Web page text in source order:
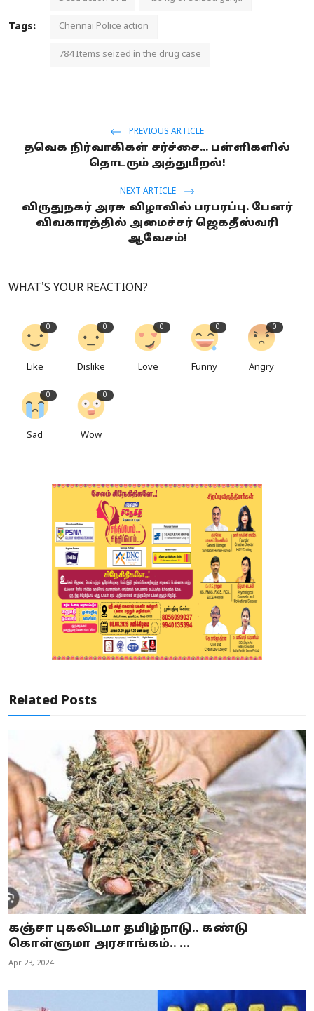
Tags: Chennai Police action
784 Items seized in the drug case
PREVIOUS ARTICLE
தவெக நிர்வாகிகள் சர்ச்சை... பள்ளிகளில்
தொடரும் அத்துமீறல்!
NEXT ARTICLE
விருதுநகர் அரசு விழாவில் பரபரப்பு. பேனர்
விவகாரத்தில் அமைச்சர் ஜெகதீஸ்வரி
ஆவேசம்!
WHAT'S YOUR REACTION?
0
Like
0
Dislike
0
Love
0
Funny
0
Angry
0
Sad
0
Wow
Related Posts
கஞ்சா புகலிடமா தமிழ்நாடு.. கண்டு
கொள்ளுமா அரசாங்கம்.. ...
Apr 23, 2024